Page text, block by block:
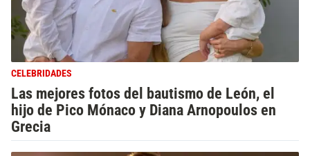
CELEBRIDADES
Las mejores fotos del bautismo de León, el
hijo de Pico Mónaco y Diana Arnopoulos en
Grecia